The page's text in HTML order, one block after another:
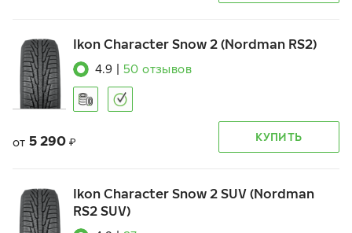
Ikon Character Snow 2 (Nordman RS2)
4.9 50 отзывов
от 5 290 ₽ КУПИТЬ
Ikon Character Snow 2 SUV (Nordman
RS2 SUV)